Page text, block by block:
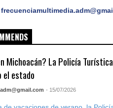
Michoacán? La Policía
el estado
- 15/07/2026